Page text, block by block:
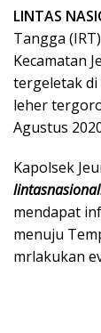
LINTAS
Tangga
Kecamatan
tergeletak di
leher
Agustus
Kapolsek
mendapat
menuju
mrlakukan